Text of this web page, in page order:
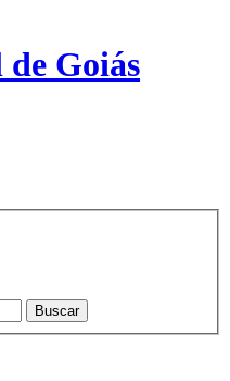
Goiás
Buscar